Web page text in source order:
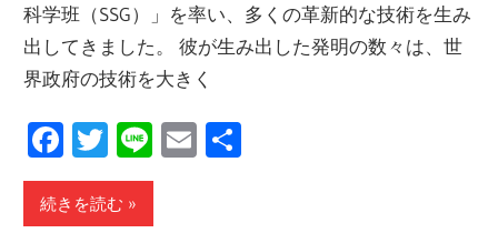
科学班（SSG）」を率い、多くの革新的な技術を生み
出してきました。 彼が生み出した発明の数々は、世
界政府の技術を大きく
Facebook
Twitter
LineEmail
続きを読む